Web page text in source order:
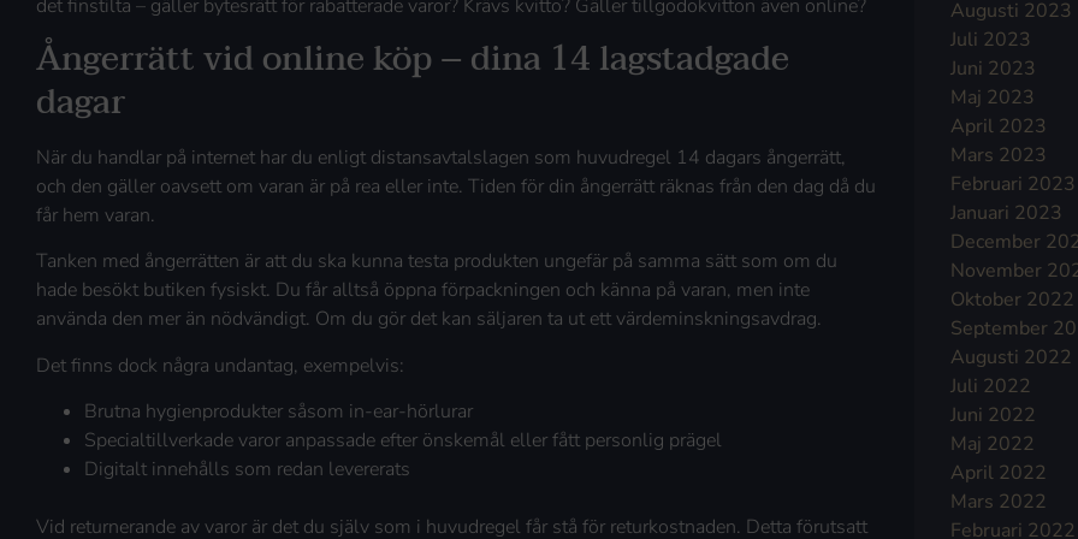
det finstilta – gäller bytesrätt för rabatterade varor? Krävs kvitto? Gäller tillgodokvitton även online?
Ångerrätt vid online köp – dina 14 lagstadgade
dagar
När du handlar på internet har du enligt distansavtalslagen som huvudregel 14 dagars ångerrätt,
och den gäller oavsett om varan är på rea eller inte. Tiden för din ångerrätt räknas från den dag då du
får hem varan.
Tanken med ångerrätten är att du ska kunna testa produkten ungefär på samma sätt som om du
hade besökt butiken fysiskt. Du får alltså öppna förpackningen och känna på varan, men inte
använda den mer än nödvändigt. Om du gör det kan säljaren ta ut ett värdeminskningsavdrag.
Det finns dock några undantag, exempelvis:
Brutna hygienprodukter såsom in-ear-hörlurar
Specialtillverkade varor anpassade efter önskemål eller fått personlig prägel
Digitalt innehålls som redan levererats
Vid returnerande av varor är det du själv som i huvudregel får stå för returkostnaden. Detta förutsatt
Augusti 2023
Juli 2023
Juni 2023
Maj 2023
April 2023
Mars 2023
Februari 2023
Januari 2023
December
November
Oktober 2022
September
Augusti 2022
Juli 2022
Juni 2022
Maj 2022
April 2022
Mars 2022
Februari 2022